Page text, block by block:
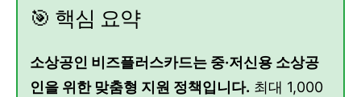
🎯 핵심 요약
소상공인 비즈플러스카드는 중·저신용 소상공
인을 위한 맞춤형 지원 정책입니다. 최대 1,000